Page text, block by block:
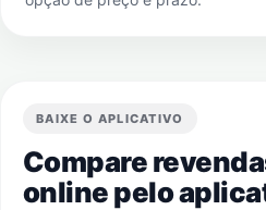
BAIXE O APLICATIVO
Compare
online pelo